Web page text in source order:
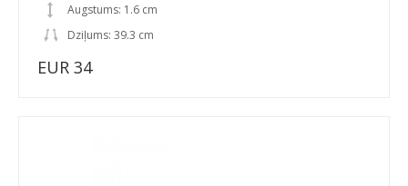
Augstums: 1.6 cm
Dziļums: 39.3 cm
EUR 34